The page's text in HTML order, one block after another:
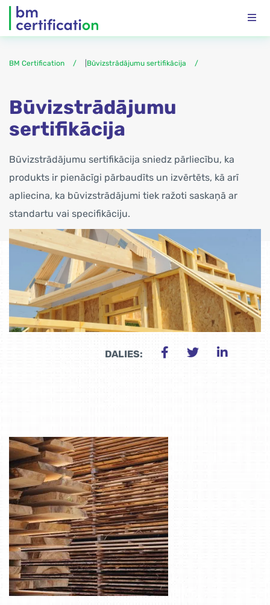
BM Certification Būvizstrādājumu sertifikācija
Būvizstrādājumu
sertifikācija
Būvizstrādājumu sertifikācija sniedz pārliecību, ka
produkts ir pienācīgi pārbaudīts un izvērtēts, kā arī
apliecina, ka būvizstrādājumi tiek ražoti saskaņā ar
standartu vai specifikāciju.
DALIES: